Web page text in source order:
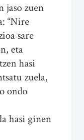
jaso zuen
“Nire
sare
eta
hasi
zuela,
ondo
hasi ginen